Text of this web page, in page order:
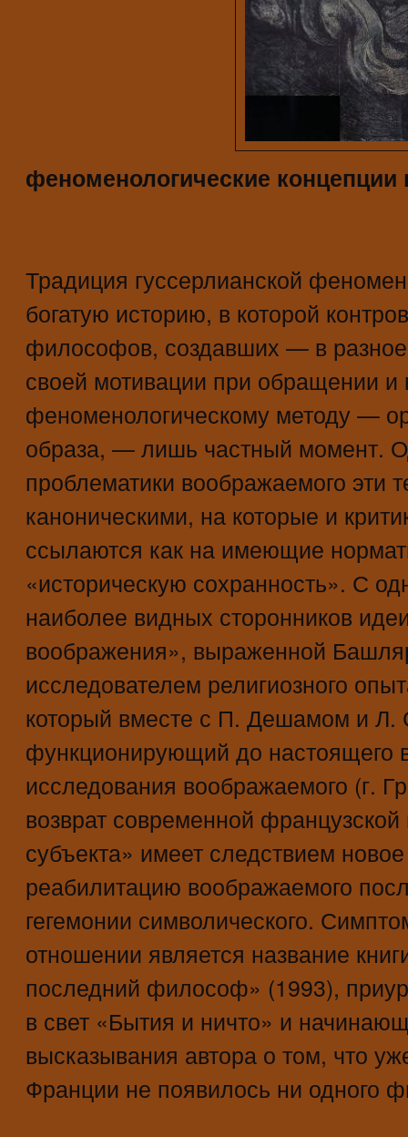
феноменологические
Традиция гуссерлианской
богатую историю, в которой
философов, создавших — в
своей мотивации при обращении
феноменологическому методу —
образа, — лишь частный момент.
проблематики воображаемого эти
каноническими, на которые и
ссылаются как на имеющие
«историческую сохранность». С
наиболее видных сторонников
воображения», выраженной
исследователем религиозного
который вместе с П. Дешамом и Л.
функционирующий до настоящего
исследования воображаемого (г.
возврат современной
субъекта» имеет следствием
реабилитацию воображаемого
гегемонии символического.
отношении является название
последний философ» (1993),
в свет «Бытия и ничто» и
высказывания автора о том, что
Франции не появилось ни одного